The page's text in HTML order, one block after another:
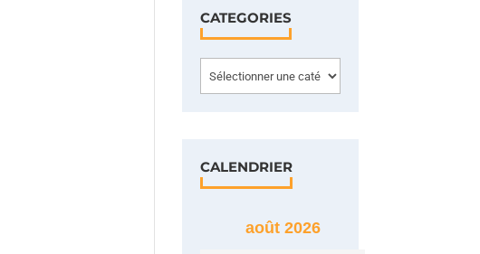
CATEGORIES
CALENDRIER
août 2026